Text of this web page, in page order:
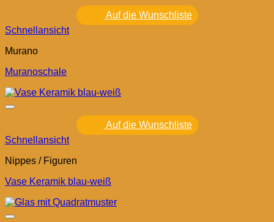
Auf die Wunschliste
Schnellansicht
Murano
Muranoschale
Auf die Wunschliste
Schnellansicht
Nippes / Figuren
Vase Keramik blau-weiß